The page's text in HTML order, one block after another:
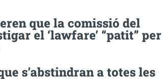
que la comissió del
el ‘lawfare’ “patit” per
s’abstindran a totes les